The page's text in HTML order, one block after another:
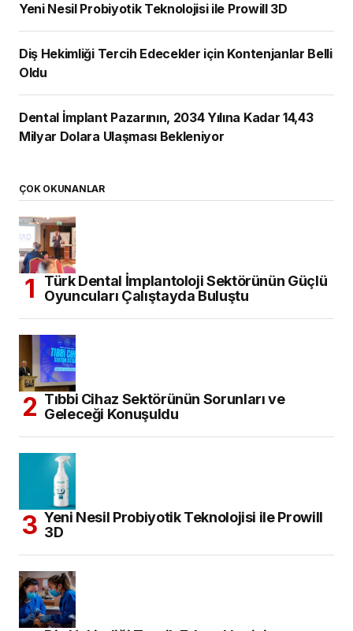
Yeni Nesil Probiyotik Teknolojisi ile Prowill 3D
Diş Hekimliği Tercih Edecekler için Kontenjanlar Belli
Oldu
Dental İmplant Pazarının, 2034 Yılına Kadar 14,43
Milyar Dolara Ulaşması Bekleniyor
ÇOK OKUNANLAR
Türk Dental İmplantoloji Sektörünün Güçlü
Oyuncuları Çalıştayda Buluştu
Tıbbi Cihaz Sektörünün Sorunları ve
Geleceği Konuşuldu
Yeni Nesil Probiyotik Teknolojisi ile Prowill
3D